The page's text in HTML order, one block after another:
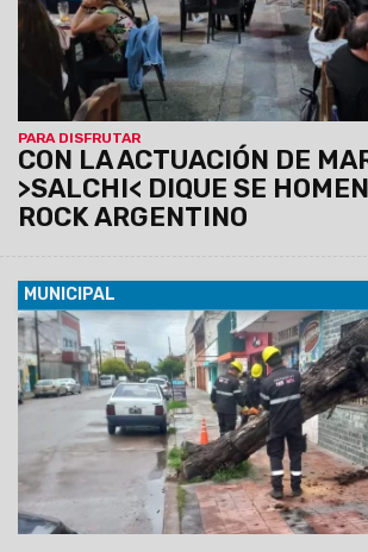
PARA DISFRUTAR
CON LA ACTUACIÓN DE
>SALCHI< DIQUE SE
ROCK ARGENTINO
MUNICIPAL
05/03/2024
La Municipalidad procedió
troceado y retiro de los restos de un
producto de la alta humedad que
evitar perjuicios a peatones y conductores